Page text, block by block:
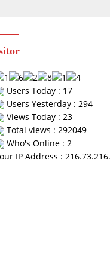
Users Today : 17
Users Yesterday : 294
Views Today : 23
Total views : 292049
Who's Online : 2
IP Address :